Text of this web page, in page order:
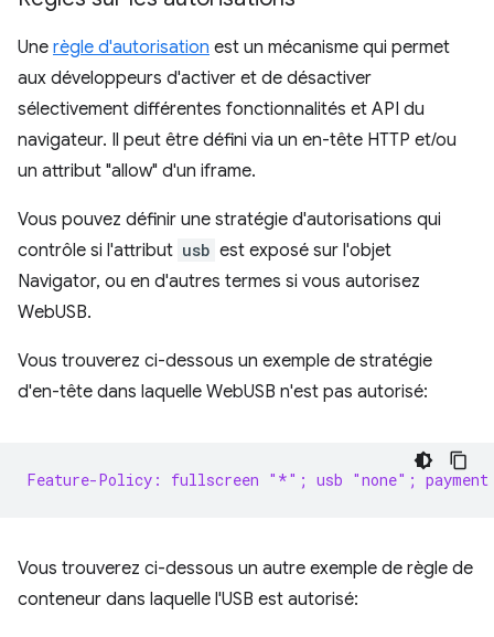
Une règle d'autorisation est un mécanisme qui permet
aux développeurs d'activer et de désactiver
sélectivement différentes fonctionnalités et API du
navigateur. Il peut être défini via un en-tête HTTP et/ou
un attribut "allow" d'un iframe.
Vous pouvez définir une stratégie d'autorisations qui
contrôle si l'attribut usb est exposé sur l'objet
Navigator, ou en d'autres termes si vous autorisez
WebUSB.
Vous trouverez ci-dessous un exemple de stratégie
d'en-tête dans laquelle WebUSB n'est pas autorisé:
Feature-Policy: fullscreen "*"; usb "none"; payment
Vous trouverez ci-dessous un autre exemple de règle de
conteneur dans laquelle l'USB est autorisé: